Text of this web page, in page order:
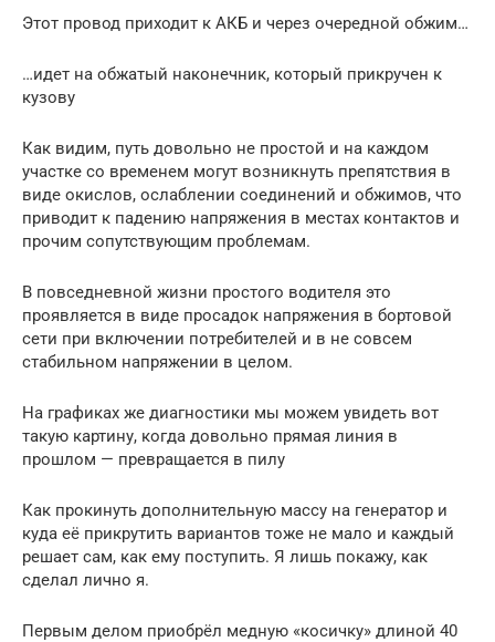
Этот провод приходит к АКБ и через очередной обжим…
…идет на обжатый наконечник, который прикручен к
кузову
Как видим, путь довольно не простой и на каждом
участке со временем могут возникнуть препятствия в
виде окислов, ослаблении соединений и обжимов, что
приводит к падению напряжения в местах контактов и
прочим сопутствующим проблемам.
В повседневной жизни простого водителя это
проявляется в виде просадок напряжения в бортовой
сети при включении потребителей и в не совсем
стабильном напряжении в целом.
На графиках же диагностики мы можем увидеть вот
такую картину, когда довольно прямая линия в
прошлом — превращается в пилу
Как прокинуть дополнительную массу на генератор и
куда её прикрутить вариантов тоже не мало и каждый
решает сам, как ему поступить. Я лишь покажу, как
сделал лично я.
Первым делом приобрёл медную «косичку» длиной 40